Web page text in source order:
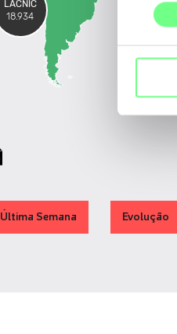
LACNIC
18.934
Última Semana Evolução